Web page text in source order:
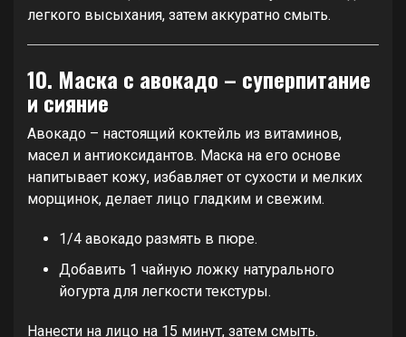
легкого высыхания, затем аккуратно смыть.
10. Маска с авокадо – суперпитание
и сияние
Авокадо – настоящий коктейль из витаминов,
масел и антиоксидантов. Маска на его основе
напитывает кожу, избавляет от сухости и мелких
морщинок, делает лицо гладким и свежим.
1/4 авокадо размять в пюре.
Добавить 1 чайную ложку натурального
йогурта для легкости текстуры.
Нанести на лицо на 15 минут, затем смыть.